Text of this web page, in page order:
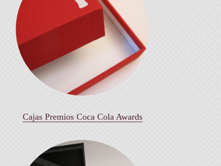
Cajas Premios Coca Cola Awards